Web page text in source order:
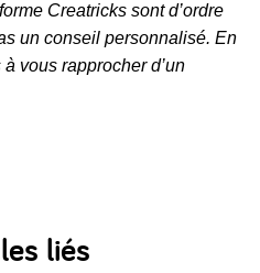
Creatricks sont d’ordre
un conseil personnalisé. En
vous rapprocher d’un
liés